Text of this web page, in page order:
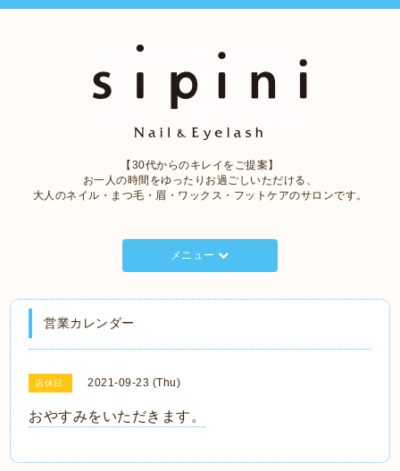
【30代からのキレイをご提案】
お一人の時間をゆったりお過ごしいただける、
大人のネイル・まつ毛・眉・ワックス・フットケアのサロンです。
メニュー
営業カレンダー
店休日 2021-09-23 (Thu)
おやすみをいただきます。